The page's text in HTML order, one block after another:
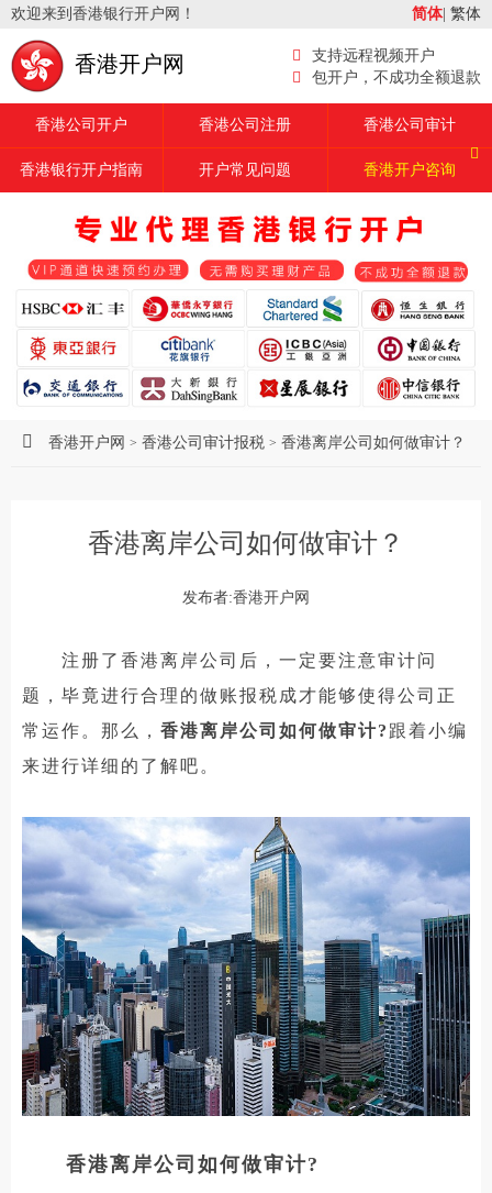
欢迎来到香港银行开户网！ 简体| 繁体
香港开户网
支持远程视频开户
包开户，不成功全额退款
香港公司开户 香港公司注册 香港公司审计
香港银行开户指南 开户常见问题 香港开户咨询
香港开户网 > 香港公司审计报税 > 香港离岸公司如何做审计？
香港离岸公司如何做审计？
发布者:香港开户网
注册了香港离岸公司后，一定要注意审计问
题，毕竟进行合理的做账报税成才能够使得公司正
常运作。那么， 香港离岸公司如何做审计? 跟着小编
来进行详细的了解吧。
香港离岸公司如何做审计?